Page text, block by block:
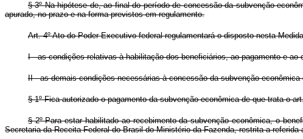
§ 3º Na hipótese de, ao final do período de concessão da subvenção
apurado, no prazo e na forma previstos em regulamento.
Art. 4º Ato do Poder Executivo federal regulamentará o disposto nesta
I - as condições relativas à habilitação dos beneficiários, ao pagamento e ao
II - as demais condições necessárias à concessão da subvenção econômica
§ 1º Fica autorizado o pagamento da subvenção econômica de que trata o
§ 2º Para estar habilitado ao recebimento da subvenção econômica, o
Secretaria da Receita Federal do Brasil do Ministério da Fazenda, restrita a